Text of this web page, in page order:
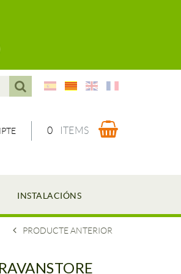
0 ITEMS
INSTALACIÓNS
PRODUCTE ANTERIOR